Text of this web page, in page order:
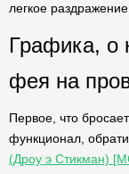
легкое раздражение.
Графика, о
фея на
Первое, что
функционал,
(Дроу э Стикман)